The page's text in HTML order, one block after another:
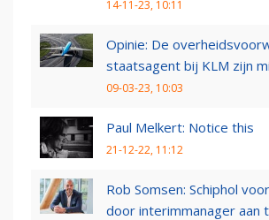
14-11-23, 10:11
Opinie: De
staatsagent bij KLM zijn
09-03-23, 10:03
Paul Melkert: Notice this
21-12-22, 11:12
Rob Somsen: Schiphol
door interimmanager aan